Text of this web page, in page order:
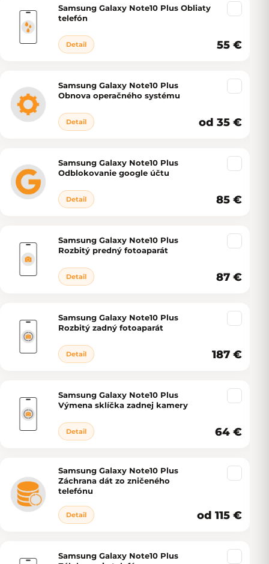
Samsung Galaxy Note10 Plus Obliaty
telefón
Detail 55 €
Samsung Galaxy Note10 Plus
Obnova operačného systému
Detail od 35 €
Samsung Galaxy Note10 Plus
Odblokovanie google účtu
Detail 85 €
Samsung Galaxy Note10 Plus
Rozbitý predný fotoaparát
Detail 87 €
Samsung Galaxy Note10 Plus
Rozbitý zadný fotoaparát
Detail 187 €
Samsung Galaxy Note10 Plus
Výmena sklíčka zadnej kamery
Detail 64 €
Samsung Galaxy Note10 Plus
Záchrana dát zo zničeného
telefónu
Detail od 115 €
Samsung Galaxy Note10 Plus